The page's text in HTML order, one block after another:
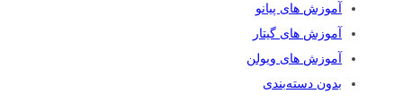
آموزش های پیانو
آموزش های گیتار
آموزش های ویولن
بدون دسته‌بندی